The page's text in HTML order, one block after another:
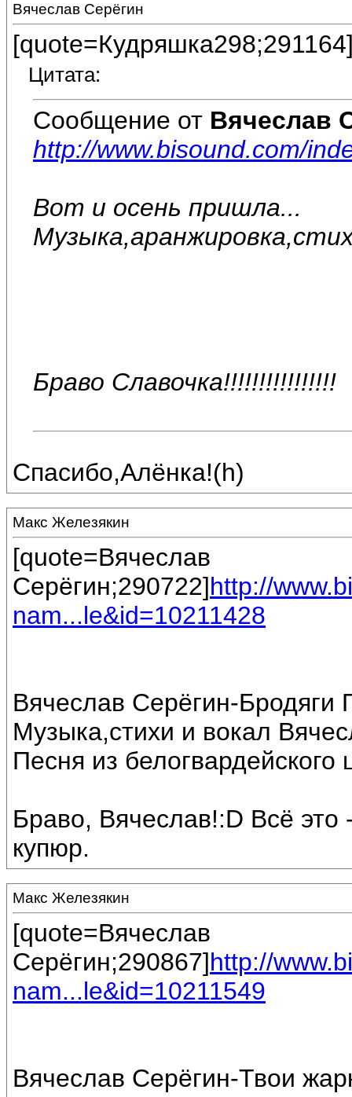
Вячеслав Серёгин
Цитата:
Сообщение от Вячеслав
http://www.bisound.com/
Вот и осень пришла...
Браво Славочка!!!!!!!!!!!!!!!!
Спасибо,Алёнка!(h)
Макс Железякин
[quote=Вячеслав
Серёгин;290722]http://
nam...le&id=10211428
Вячеслав Серёгин-Бродяги
Музыка,стихи и вокал
Песня из белогвардейского
Браво, Вячеслав!:D Всё
купюр.
Макс Железякин
[quote=Вячеслав
Серёгин;290867]http://
nam...le&id=10211549
Вячеслав Серёгин-Твои